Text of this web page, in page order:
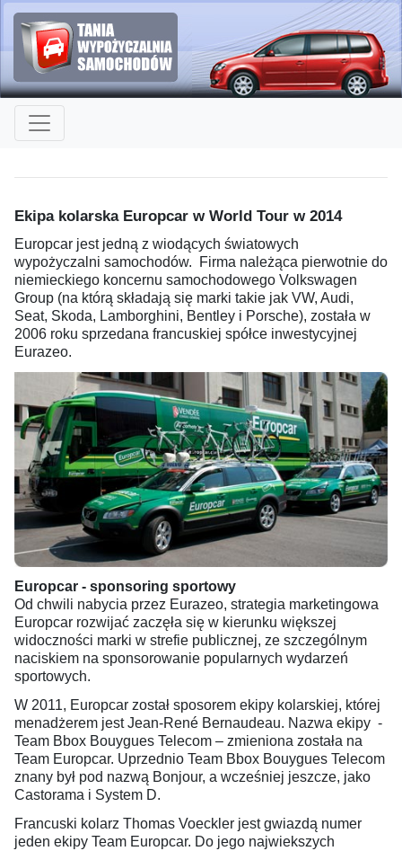
Ekipa kolarska Europcar w World Tour w 2014
Europcar jest jedną z wiodących światowych
wypożyczalni samochodów. Firma należąca pierwotnie do
niemieckiego koncernu samochodowego Volkswagen
Group (na którą składają się marki takie jak VW, Audi,
Seat, Skoda, Lamborghini, Bentley i Porsche), została w
2006 roku sprzedana francuskiej spółce inwestycyjnej
Eurazeo.
Europcar - sponsoring sportowy
Od chwili nabycia przez Eurazeo, strategia marketingowa
Europcar rozwijać zaczęła się w kierunku większej
widoczności marki w strefie publicznej, ze szczególnym
naciskiem na sponsorowanie popularnych wydarzeń
sportowych.
W 2011, Europcar został sposorem ekipy kolarskiej, której
menadżerem jest Jean-René Bernaudeau. Nazwa ekipy -
Team Bbox Bouygues Telecom – zmieniona została na
Team Europcar. Uprzednio Team Bbox Bouygues Telecom
znany był pod nazwą Bonjour, a wcześniej jeszcze, jako
Castorama i System D.
Francuski kolarz Thomas Voeckler jest gwiazdą numer
jeden ekipy Team Europcar. Do jego najwiekszych